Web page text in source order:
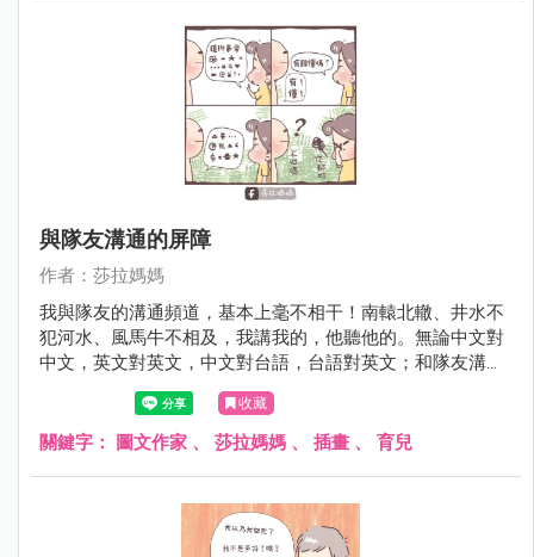
與隊友溝通的屏障
作者：莎拉媽媽
我與隊友的溝通頻道，基本上毫不相干！南轅北轍、井水不
犯河水、風馬牛不相及，我講我的，他聽他的。無論中文對
中文，英文對英文，中文對台語，台語對英文；和隊友溝通
的落差，堪比馬里亞納海溝直達地核。
收藏
關鍵字： 圖文作家 、 莎拉媽媽 、 插畫 、 育兒